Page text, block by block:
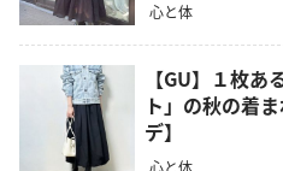
心と体
【GU】１枚
ト」の秋の着
デ】
心と体